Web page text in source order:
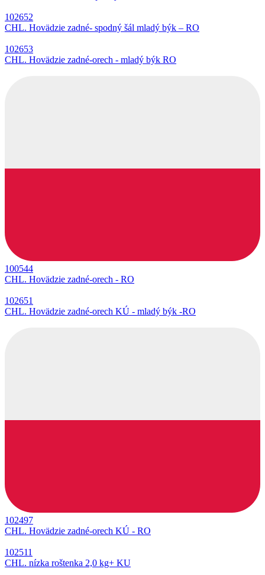
102652
CHL. Hovädzie zadné- spodný šál mladý býk – RO
102653
CHL. Hovädzie zadné-orech - mladý býk RO
100544
CHL. Hovädzie zadné-orech - RO
102651
CHL. Hovädzie zadné-orech KÚ - mladý býk -RO
102497
CHL. Hovädzie zadné-orech KÚ - RO
102511
CHL. nízka roštenka 2,0 kg+ KU